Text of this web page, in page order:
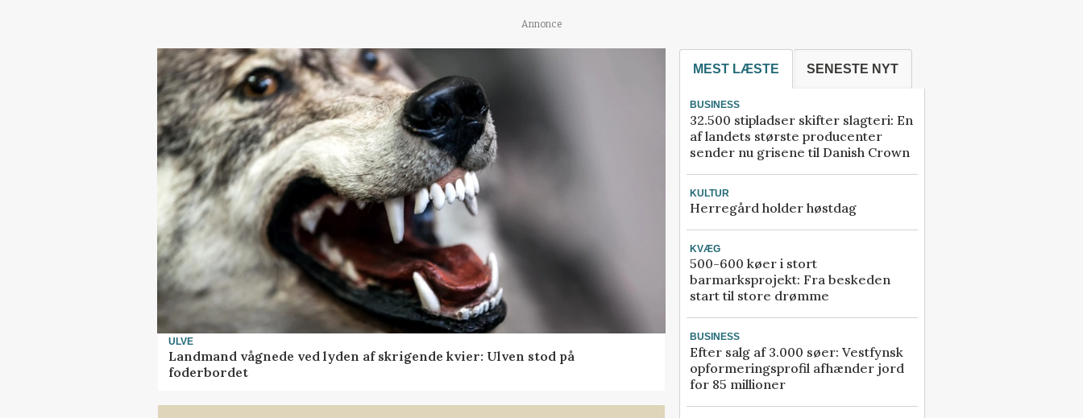
Annonce
ULVE
Landmand vågnede ved lyden af skrigende kvier: Ulven stod på
foderbordet
MEST LÆSTE SENESTE NYT
BUSINESS
32.500 stipladser skifter slagteri: En
af landets største producenter
sender nu grisene til Danish Crown
KULTUR
Herregård holder høstdag
KVÆG
500-600 køer i stort
barmarksprojekt: Fra beskeden
start til store drømme
BUSINESS
Efter salg af 3.000 søer: Vestfynsk
opformeringsprofil afhænder jord
for 85 millioner